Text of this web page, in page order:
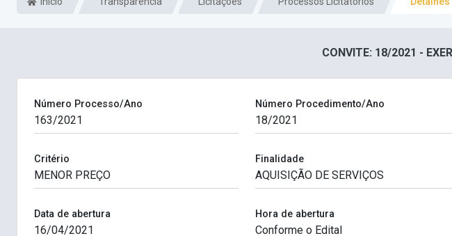
CONVITE: 18/2021 -
Número Processo/Ano Número Procedimento/Ano
Critério Finalidade
Data de abertura Hora de abertura